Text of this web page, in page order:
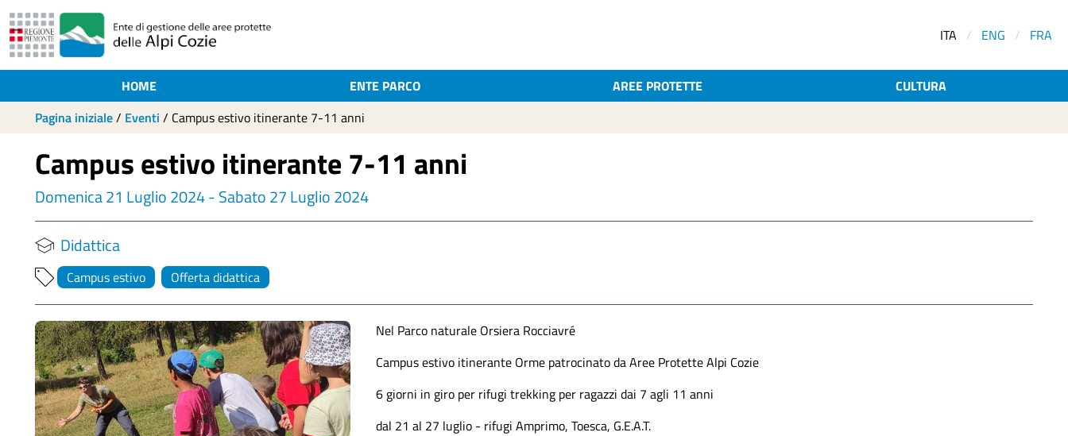
ITA / ENG / FRA
HOME ENTE PARCO AREE PROTETTE
CULTURA
Pagina iniziale/ Eventi / Campus estivo itinerante 7-11 anni
Campus estivo itinerante 7-11 anni
Domenica 21 Luglio 2024 - Sabato 27 Luglio 2024
Didattica
Campus estivo Offerta didattica
Nel Parco naturale Orsiera Rocciavré
Campus estivo itinerante Orme patrocinato da Aree Protette Alpi Cozie
6 giorni in giro per rifugi trekking per ragazzi dai 7 agli 11 anni
dal 21 al 27 luglio - rifugi Amprimo, Toesca, G.E.A.T.